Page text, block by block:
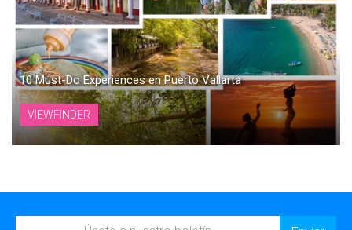
10 Must-Do Experiences en Puerto Vallarta
VIEWFINDER